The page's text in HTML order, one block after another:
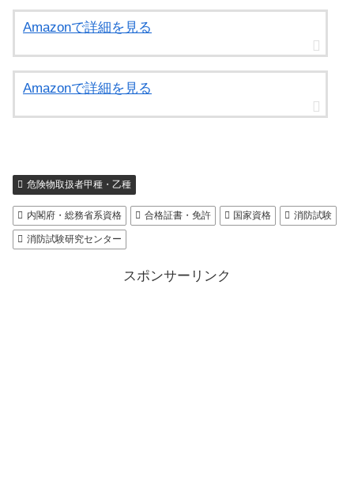
Amazonで詳細を見る
Amazonで詳細を見る
危険物取扱者甲種・乙種
内閣府・総務省系資格 合格証書・免許 国家資格 消防試験
消防試験研究センター
スポンサーリンク